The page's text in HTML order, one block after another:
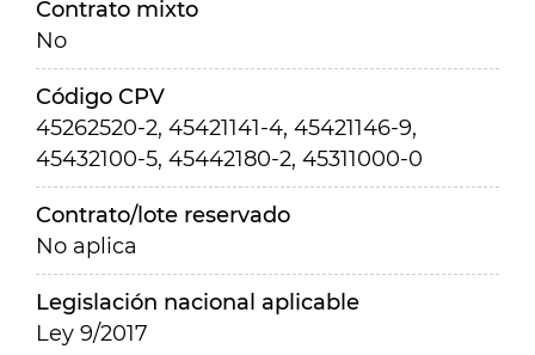
Contrato mixto
No
Código CPV
45262520-2, 45421141-4, 45421146-9,
45432100-5, 45442180-2, 45311000-0
Contrato/lote reservado
No aplica
Legislación nacional aplicable
Ley 9/2017